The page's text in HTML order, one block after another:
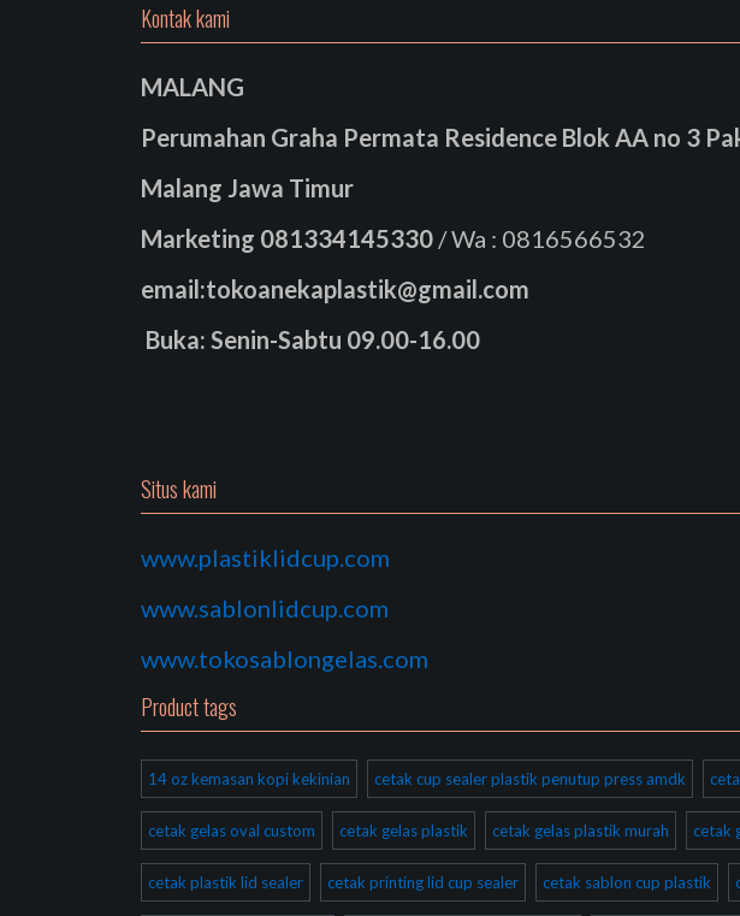
Kontak kami
MALANG
Perumahan Graha Permata Residence Blok AA no 3
Malang Jawa Timur
Marketing 081334145330 / Wa : 0816566532
email:tokoanekaplastik@gmail.com
Buka: Senin-Sabtu 09.00-16.00
Situs kami
www.plastiklidcup.com
www.sablonlidcup.com
www.tokosablongelas.com
Product tags
14 oz kemasan kopi kekinian cetak cup sealer plastik penutup press amdk
cetak gelas oval custom cetak gelas plastik cetak gelas plastik murah cetak
cetak plastik lid sealer cetak printing lid cup sealer cetak sablon cup plastik